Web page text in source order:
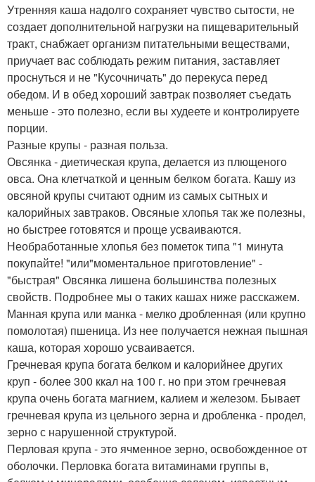
Утренняя каша надолго сохраняет чувство сытости, не
создает дополнительной нагрузки на пищеварительный
тракт, снабжает организм питательными веществами,
приучает вас соблюдать режим питания, заставляет
проснуться и не "Кусочничать" до перекуса перед
обедом. И в обед хороший завтрак позволяет съедать
меньше - это полезно, если вы худеете и контролируете
порции.
Разные крупы - разная польза.
Овсянка - диетическая крупа, делается из плющеного
овса. Она клетчаткой и ценным белком богата. Кашу из
овсяной крупы считают одним из самых сытных и
калорийных завтраков. Овсяные хлопья так же полезны,
но быстрее готовятся и проще усваиваются.
Необработанные хлопья без пометок типа "1 минута
покупайте! "или"моментальное приготовление" -
"быстрая" Овсянка лишена большинства полезных
свойств. Подробнее мы о таких кашах ниже расскажем.
Манная крупа или манка - мелко дробленная (или крупно
помолотая) пшеница. Из нее получается нежная пышная
каша, которая хорошо усваивается.
Гречневая крупа богата белком и калорийнее других
круп - более 300 ккал на 100 г. но при этом гречневая
крупа очень богата магнием, калием и железом. Бывает
гречневая крупа из цельного зерна и дробленка - продел,
зерно с нарушенной структурой.
Перловая крупа - это ячменное зерно, освобожденное от
оболочки. Перловка богата витаминами группы в,